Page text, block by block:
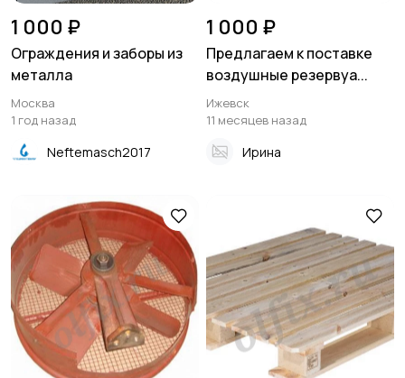
1 000 ₽
Ограждения и заборы из
металла
Москва
1 год назад
Neftemasch2017
1 000 ₽
Предлагаем к поставке
воздушные резервуа...
Ижевск
11 месяцев назад
Ирина